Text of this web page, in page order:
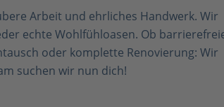
Arbeit und ehrliches Handwerk. Wir
echte Wohlfühloasen. Ob
oder komplette Renovierung: Wir
suchen wir nun dich!